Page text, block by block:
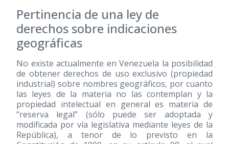
Pertinencia de una ley de
derechos sobre indicaciones
geográficas
No existe actualmente en Venezuela la posibilidad
de obtener derechos de uso exclusivo (propiedad
industrial) sobre nombres geográficos, por cuanto
las leyes de la materia no las contemplan y la
propiedad intelectual en general es materia de
“reserva legal” (sólo puede ser adoptada y
modificada por vía legislativa mediante leyes de la
República), a tenor de lo previsto en la